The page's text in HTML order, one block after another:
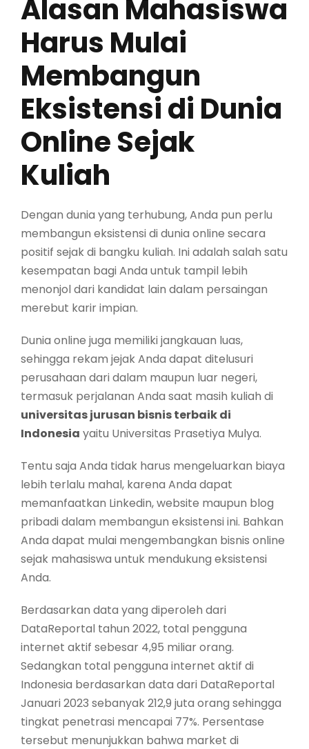
Alasan Mahasiswa
Harus Mulai
Membangun
Eksistensi di Dunia
Online Sejak
Kuliah
Dengan dunia yang terhubung, Anda pun perlu
membangun eksistensi di dunia online secara
positif sejak di bangku kuliah. Ini adalah salah satu
kesempatan bagi Anda untuk tampil lebih
menonjol dari kandidat lain dalam persaingan
merebut karir impian.
Dunia online juga memiliki jangkauan luas,
sehingga rekam jejak Anda dapat ditelusuri
perusahaan dari dalam maupun luar negeri,
termasuk perjalanan Anda saat masih kuliah di
universitas jurusan bisnis terbaik di
Indonesia yaitu Universitas Prasetiya Mulya.
Tentu saja Anda tidak harus mengeluarkan biaya
lebih terlalu mahal, karena Anda dapat
memanfaatkan Linkedin, website maupun blog
pribadi dalam membangun eksistensi ini. Bahkan
Anda dapat mulai mengembangkan bisnis online
sejak mahasiswa untuk mendukung eksistensi
Anda.
Berdasarkan data yang diperoleh dari
DataReportal tahun 2022, total pengguna
internet aktif sebesar 4,95 miliar orang.
Sedangkan total pengguna internet aktif di
Indonesia berdasarkan data dari DataReportal
Januari 2023 sebanyak 212,9 juta orang sehingga
tingkat penetrasi mencapai 77%. Persentase
tersebut menunjukkan bahwa market di